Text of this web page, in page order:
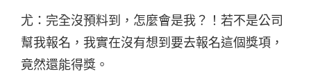
尤：完全沒預料到，怎麼會是我？！若不是公司
幫我報名，我實在沒有想到要去報名這個獎項，
竟然還能得獎。